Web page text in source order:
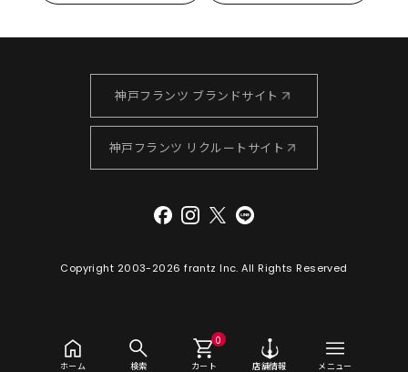
ホーム 検索 カート
0
店舗情報 メニュー
神戸フランツ ブランドサイト
神戸フランツ リクルートサイト
Copyright 2003-2026 frantz Inc. All Rights Reserved